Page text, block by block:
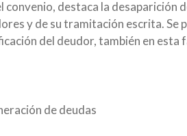
convenio, destaca la desaparición
y de su tramitación escrita. Se
del deudor, también en esta
de deudas